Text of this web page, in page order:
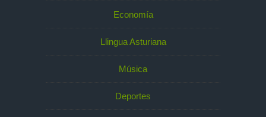
Economía
Llingua Asturiana
Música
Deportes